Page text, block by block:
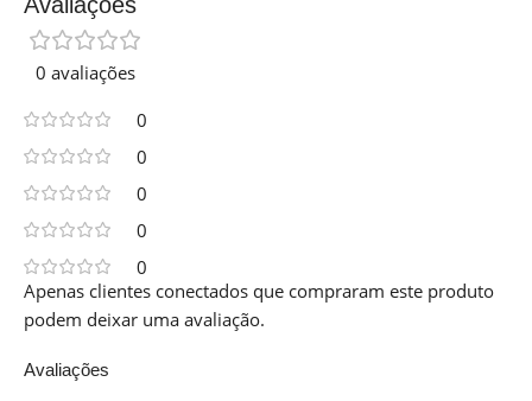
0 avaliações
0
0
0
0
0
Avaliações
Apenas clientes conectados que compraram este produto
podem deixar uma avaliação.